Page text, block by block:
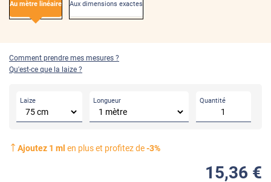
Au mètre linéaire Aux dimensions exactes
Comment prendre mes mesures ?
Qu'est-ce que la laize ?
Laize Longueur Quantité
Ajoutez 1 ml en plus et profitez de-3%
15,36 €